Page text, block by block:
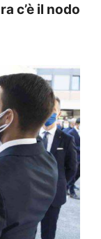
c’è il nodo